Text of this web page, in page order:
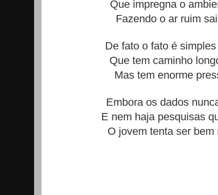
Que impregna o
Fazendo o ar ruim
De fato o fato é
Que tem caminho
Mas tem enorme
Embora os dados
E nem haja pesquisas
O jovem tenta ser bem